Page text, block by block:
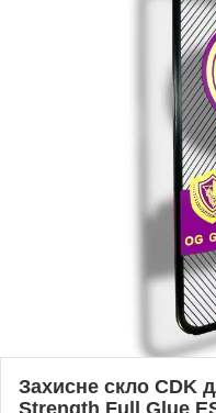
Захисне скло CDK
Strength Full Glue